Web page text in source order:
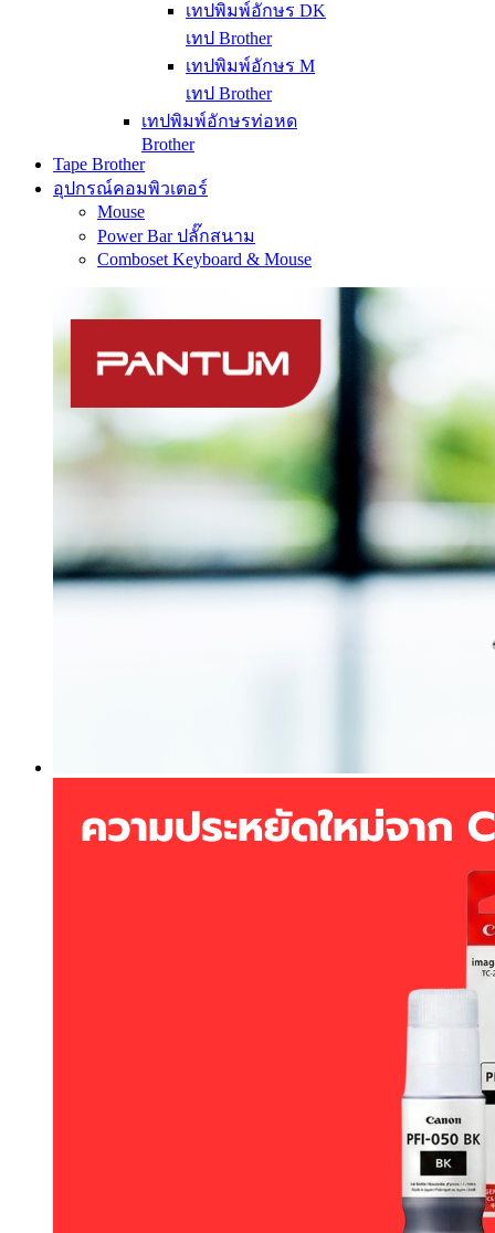
เทปพิมพ์อักษร DK
เทป Brother
เทปพิมพ์อักษร M
เทป Brother
เทปพิมพ์อักษรท่อหด
Brother
Tape Brother
อุปกรณ์คอมพิวเตอร์
Mouse
Power Bar ปลั๊กสนาม
Comboset Keyboard & Mouse